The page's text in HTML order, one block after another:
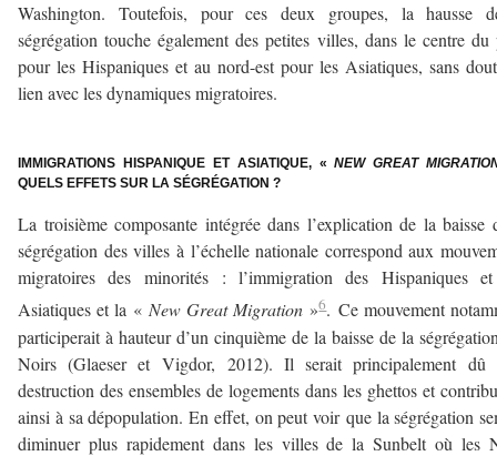
Washington. Toutefois, pour ces deux groupes, la hausse
ségrégation touche également des petites villes, dans le centre du
pour les Hispaniques et au nord-est pour les Asiatiques, sans
lien avec les dynamiques migratoires.
IMMIGRATIONS HISPANIQUE ET ASIATIQUE, «NEW GREAT
QUELS EFFETS SUR LA SÉGRÉGATION ?
La troisième composante intégrée dans l’explication de la baisse
ségrégation des villes à l’échelle nationale correspond aux
migratoires des minorités : l’immigration des Hispaniques
Asiatiques et la « New Great Migration »6. Ce mouvement
participerait à hauteur d’un cinquième de la baisse de la
Noirs (Glaeser et Vigdor, 2012). Il serait principalement
destruction des ensembles de logements dans les ghettos et
ainsi à sa dépopulation. En effet, on peut voir que la ségrégation
diminuer plus rapidement dans les villes de la Sunbelt où les